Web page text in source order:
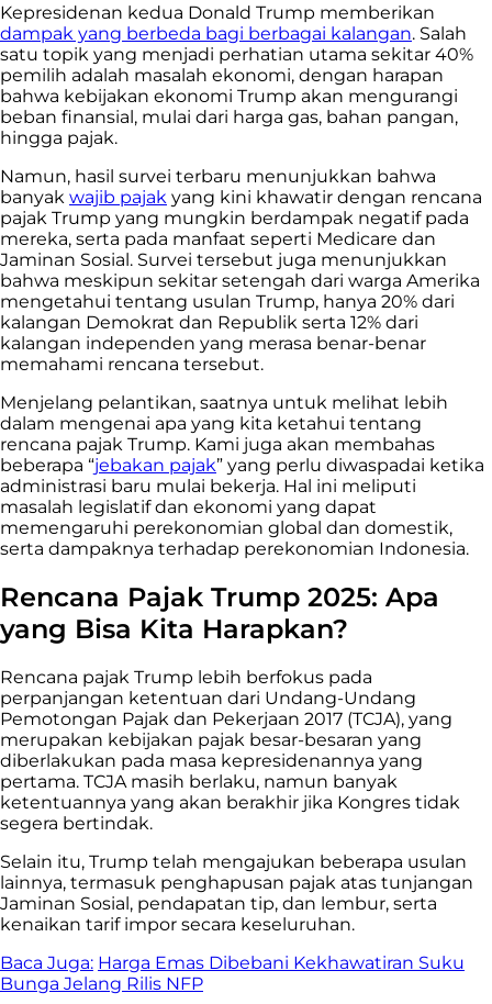
Kepresidenan kedua Donald Trump memberikan
dampak yang berbeda bagi berbagai kalangan. Salah
satu topik yang menjadi perhatian utama sekitar 40%
pemilih adalah masalah ekonomi, dengan harapan
bahwa kebijakan ekonomi Trump akan mengurangi
beban finansial, mulai dari harga gas, bahan pangan,
hingga pajak.
Namun, hasil survei terbaru menunjukkan bahwa
banyak wajib pajak yang kini khawatir dengan rencana
pajak Trump yang mungkin berdampak negatif pada
mereka, serta pada manfaat seperti Medicare dan
Jaminan Sosial. Survei tersebut juga menunjukkan
bahwa meskipun sekitar setengah dari warga Amerika
mengetahui tentang usulan Trump, hanya 20% dari
kalangan Demokrat dan Republik serta 12% dari
kalangan independen yang merasa benar-benar
memahami rencana tersebut.
Menjelang pelantikan, saatnya untuk melihat lebih
dalam mengenai apa yang kita ketahui tentang
rencana pajak Trump. Kami juga akan membahas
beberapa “jebakan pajak” yang perlu diwaspadai ketika
administrasi baru mulai bekerja. Hal ini meliputi
masalah legislatif dan ekonomi yang dapat
memengaruhi perekonomian global dan domestik,
serta dampaknya terhadap perekonomian Indonesia.
Rencana Pajak Trump 2025: Apa
yang Bisa Kita Harapkan?
Rencana pajak Trump lebih berfokus pada
perpanjangan ketentuan dari Undang-Undang
Pemotongan Pajak dan Pekerjaan 2017 (TCJA), yang
merupakan kebijakan pajak besar-besaran yang
diberlakukan pada masa kepresidenannya yang
pertama. TCJA masih berlaku, namun banyak
ketentuannya yang akan berakhir jika Kongres tidak
segera bertindak.
Selain itu, Trump telah mengajukan beberapa usulan
lainnya, termasuk penghapusan pajak atas tunjangan
Jaminan Sosial, pendapatan tip, dan lembur, serta
kenaikan tarif impor secara keseluruhan.
Baca Juga: Harga Emas Dibebani Kekhawatiran Suku
Bunga Jelang Rilis NFP